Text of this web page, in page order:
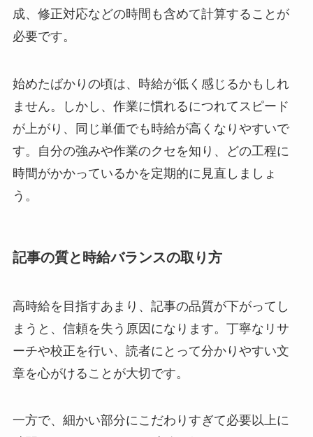
成、修正対応などの時間も含めて計算することが
必要です。
始めたばかりの頃は、時給が低く感じるかもしれ
ません。しかし、作業に慣れるにつれてスピード
が上がり、同じ単価でも時給が高くなりやすいで
す。自分の強みや作業のクセを知り、どの工程に
時間がかかっているかを定期的に見直しましょ
う。
記事の質と時給バランスの取り方
高時給を目指すあまり、記事の品質が下がってし
まうと、信頼を失う原因になります。丁寧なリサ
ーチや校正を行い、読者にとって分かりやすい文
章を心がけることが大切です。
一方で、細かい部分にこだわりすぎて必要以上に